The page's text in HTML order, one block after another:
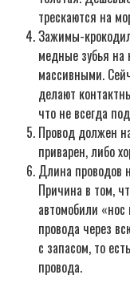
трескаются на
Зажимы-
медные зубья
массивными.
делают
что не всегда
Провод должен
приварен, либо
Длина проводов
Причина в том,
автомобили «нос
провода через
с запасом, то
провода.